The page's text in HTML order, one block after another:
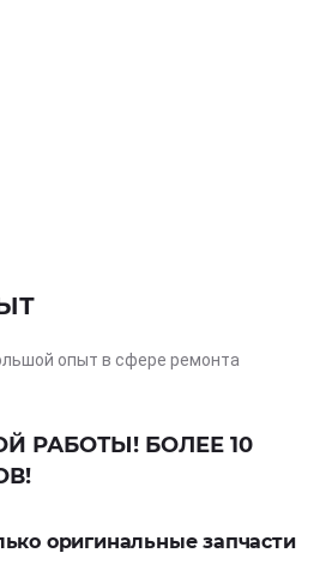
опыт в сфере ремонта
РАБОТЫ! БОЛЕЕ 10
оригинальные запчасти